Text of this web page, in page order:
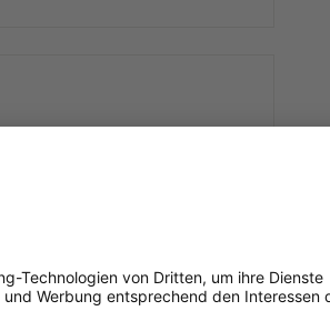
zögern Sie nicht, uns zu
Ja